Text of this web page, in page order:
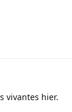
vivantes hier.